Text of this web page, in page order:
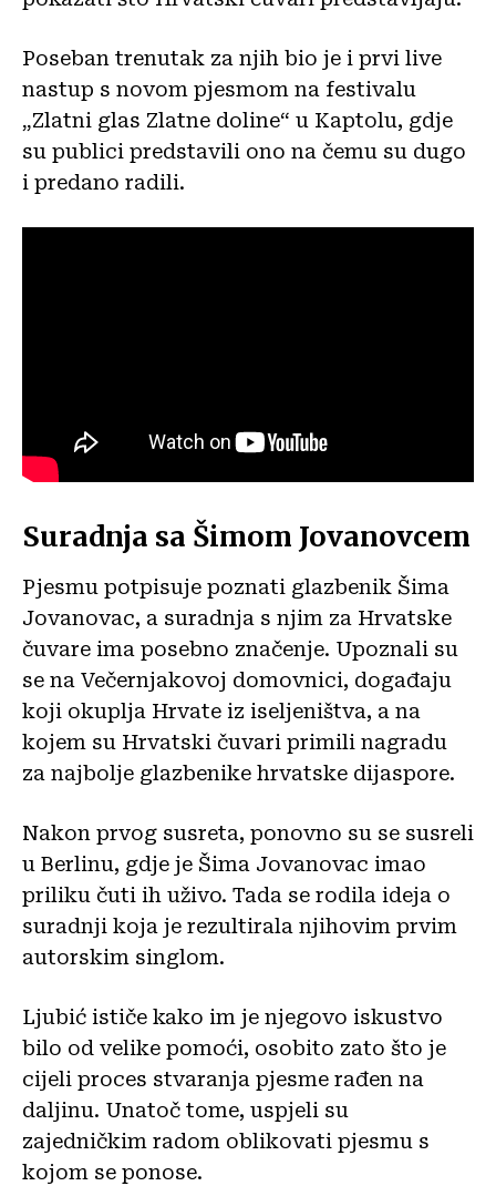
Poseban trenutak za njih bio je i prvi live
nastup s novom pjesmom na festivalu
„Zlatni glas Zlatne doline“ u Kaptolu, gdje
su publici predstavili ono na čemu su dugo
i predano radili.
Suradnja sa Šimom Jovanovcem
Pjesmu potpisuje poznati glazbenik Šima
Jovanovac, a suradnja s njim za Hrvatske
čuvare ima posebno značenje. Upoznali su
se na Večernjakovoj domovnici, događaju
koji okuplja Hrvate iz iseljeništva, a na
kojem su Hrvatski čuvari primili nagradu
za najbolje glazbenike hrvatske dijaspore.
Nakon prvog susreta, ponovno su se susreli
u Berlinu, gdje je Šima Jovanovac imao
priliku čuti ih uživo. Tada se rodila ideja o
suradnji koja je rezultirala njihovim prvim
autorskim singlom.
Ljubić ističe kako im je njegovo iskustvo
bilo od velike pomoći, osobito zato što je
cijeli proces stvaranja pjesme rađen na
daljinu. Unatoč tome, uspjeli su
zajedničkim radom oblikovati pjesmu s
kojom se ponose.